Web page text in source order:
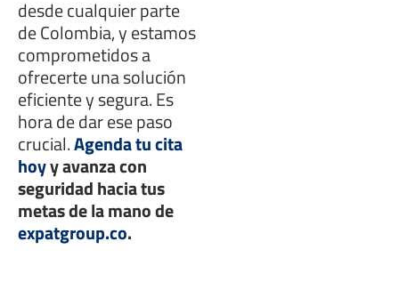
desde cualquier parte
de Colombia, y estamos
comprometidos a
ofrecerte una solución
eficiente y segura. Es
hora de dar ese paso
crucial.Agenda tu cita
hoyy avanza con
seguridad hacia tus
metas de la mano de
expatgroup.co.